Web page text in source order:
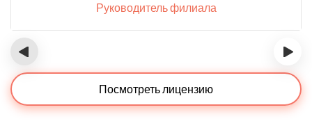
Руководитель филиала
‹ ›
Посмотреть лицензию